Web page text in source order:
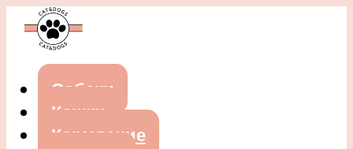
Собаки
Кошки
Кормление